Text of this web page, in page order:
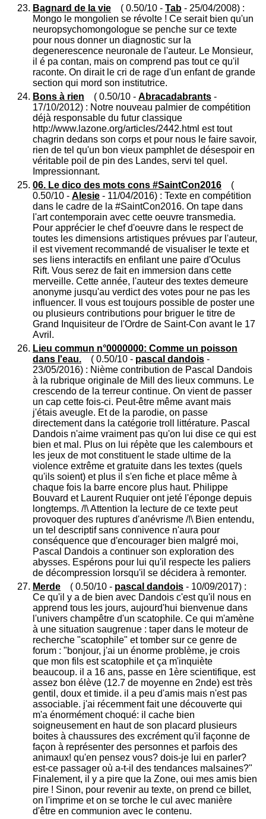
Bagnard de la vie ( 0.50/10 - Tab - 25/04/2008) :
Mongo le mongolien se révolte ! Ce serait bien qu'un
neuropsychomongologue se penche sur ce texte
pour nous donner un diagnostic sur la
degenerescence neuronale de l'auteur. Le Monsieur,
il é pa contan, mais on comprend pas tout ce qu'il
raconte. On dirait le cri de rage d'un enfant de grande
section qui mord son institutrice.
Bons à rien ( 0.50/10 - Abracadabrants -
17/10/2012) : Notre nouveau palmier de compétition
déjà responsable du futur classique
http://www.lazone.org/articles/2442.html est tout
chagrin dedans son corps et pour nous le faire savoir,
rien de tel qu'un bon vieux pamphlet de désespoir en
véritable poil de pin des Landes, servi tel quel.
Impressionnant.
06. Le dico des mots cons #SaintCon2016 (
0.50/10 - Alesie - 11/04/2016) : Texte en compétition
dans le cadre de la #SaintCon2016. On tape dans
l'art contemporain avec cette oeuvre transmedia.
Pour apprécier le chef d'oeuvre dans le respect de
toutes les dimensions artistiques prévues par l'auteur,
il est vivement recommandé de visualiser le texte et
ses liens interactifs en enfilant une paire d'Oculus
Rift. Vous serez de fait en immersion dans cette
merveille. Cette année, l'auteur des textes demeure
anonyme jusqu'au verdict des votes pour ne pas les
influencer. Il vous est toujours possible de poster une
ou plusieurs contributions pour briguer le titre de
Grand Inquisiteur de l'Ordre de Saint-Con avant le 17
Avril.
Lieu commun n°0000000: Comme un poisson
dans l'eau. ( 0.50/10 - pascal dandois -
23/05/2016) : Nième contribution de Pascal Dandois
à la rubrique originale de Mill des lieux communs. Le
crescendo de la terreur continue. On vient de passer
un cap cette fois-ci. Peut-être même avant mais
j'étais aveugle. Et de la parodie, on passe
directement dans la catégorie troll littérature. Pascal
Dandois n'aime vraiment pas qu'on lui dise ce qui est
bien et mal. Plus on lui répète que les calembours et
les jeux de mot constituent le stade ultime de la
violence extrême et gratuite dans les textes (quels
qu'ils soient) et plus il s'en fiche et place même à
chaque fois la barre encore plus haut. Philippe
Bouvard et Laurent Ruquier ont jeté l'éponge depuis
longtemps. /!\ Attention la lecture de ce texte peut
provoquer des ruptures d'anévrisme /!\ Bien entendu,
un tel descriptif sans connivence n'aura pour
conséquence que d'encourager bien malgré moi,
Pascal Dandois a continuer son exploration des
abysses. Espérons pour lui qu'il respecte les paliers
de décompression lorsqu'il se décidera à remonter.
Merde ( 0.50/10 - pascal dandois - 10/09/2017) :
Ce qu'il y a de bien avec Dandois c'est qu'il nous en
apprend tous les jours, aujourd'hui bienvenue dans
l'univers champêtre d'un scatophile. Ce qui m'amène
à une situation saugrenue : taper dans le moteur de
recherche "scatophile" et tomber sur ce genre de
forum : "bonjour, j'ai un énorme problème, je crois
que mon fils est scatophile et ça m'inquiète
beaucoup. il a 16 ans, passe en 1ère scientifique, est
assez bon élève (12.7 de moyenne en 2nde) est très
gentil, doux et timide. il a peu d'amis mais n'est pas
associable. j'ai récemment fait une découverte qui
m'a énormément choqué: il cache bien
soigneusement en haut de son placard plusieurs
boites à chaussures des excrément qu'il façonne de
façon à représenter des personnes et parfois des
animaux! qu'en pensez vous? dois-je lui en parler?
est-ce passager où a-t-il des tendances malsaines?"
Finalement, il y a pire que la Zone, oui mes amis bien
pire ! Sinon, pour revenir au texte, on prend ce billet,
on l'imprime et on se torche le cul avec manière
d'être en communion avec le contenu.